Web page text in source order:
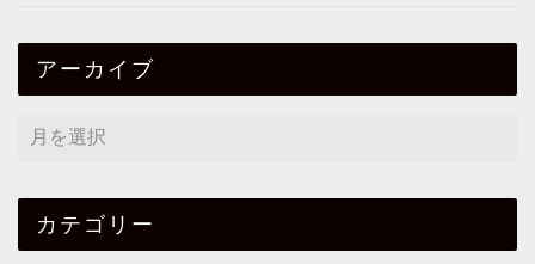
アーカイブ
カテゴリー